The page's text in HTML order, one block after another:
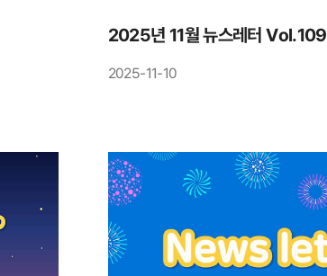
2025년 11월 뉴스레터 Vol.109
2025-11-10